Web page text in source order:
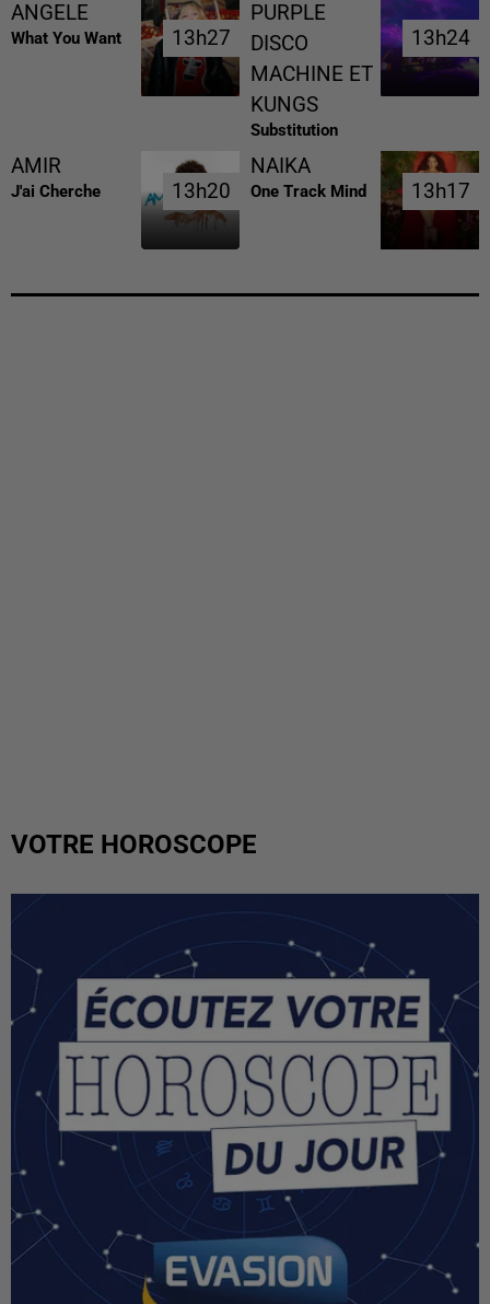
ANGELE
What You Want 13h27
13h27
PURPLE
DISCO
MACHINE ET
KUNGS
Substitution
13h24
13h24
AMIR
J'ai Cherche 13h20
13h20
NAIKA
One Track Mind 13h17
13h17
VOTRE HOROSCOPE